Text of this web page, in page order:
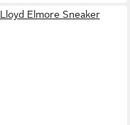
Lloyd Elmore Sneaker